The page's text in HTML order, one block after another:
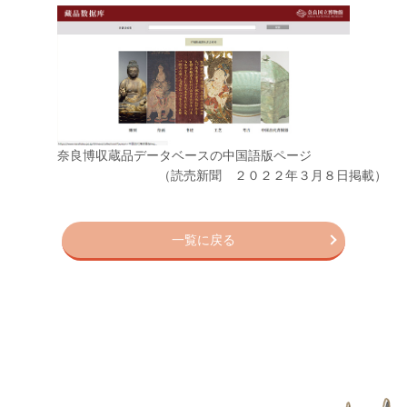
奈良博収蔵品データベースの中国語版ページ
（読売新聞 ２０２２年３月８日掲載）
一覧に戻る